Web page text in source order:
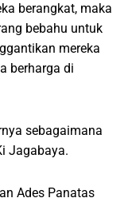
berangkat, maka
bebahu untuk
mereka
berharga di
sebagaimana
Jagabaya.
Ades Panatas